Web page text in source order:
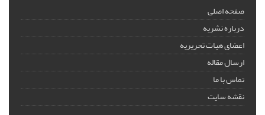
صفحه اصلی
درباره نشریه
اعضای هیات تحریریه
ارسال مقاله
تماس با ما
نقشه سایت